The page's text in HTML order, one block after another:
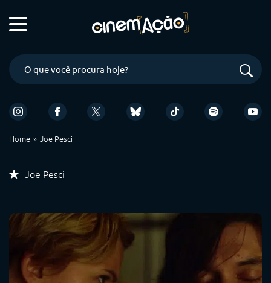
Home Joe Pesci
Joe Pesci